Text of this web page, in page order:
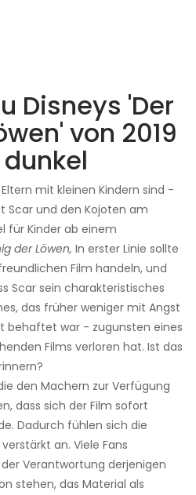
Disneys 'Der
von 2019
mit kleinen Kindern sind -
Scar und den Kojoten am
für Kinder ab einem
der Löwen, In erster Linie sollte
Film handeln, und
Scar sein charakteristisches
das früher weniger mit Angst
behaftet war - zugunsten eines
Films verloren hat. Ist das
den Machern zur Verfügung
dass sich der Film sofort
Dadurch fühlen sich die
an. Viele Fans
Verantwortung derjenigen
stehen, das Material als